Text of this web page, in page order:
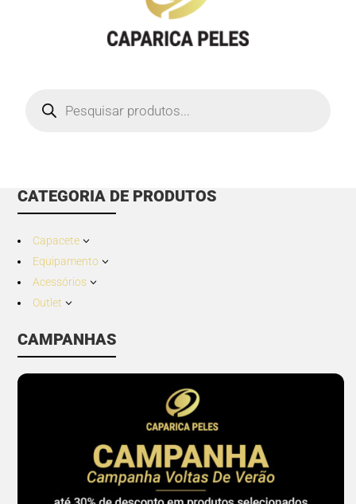
search
CATEGORIA DE PRODUTOS
Capacete 3
Equipamento 3
Acessórios 3
Outlet 3
CAMPANHAS